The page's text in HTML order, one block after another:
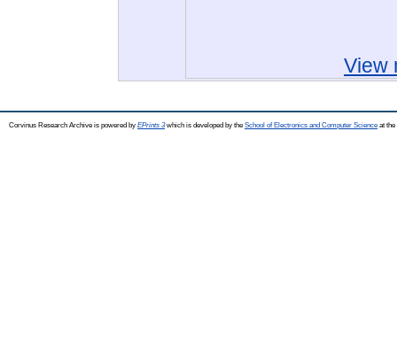
View
Corvinus Research Archive is powered by EPrints 3which is developed by the School of Electronics and Computer Science at